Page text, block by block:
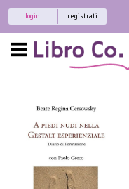
registrati
login